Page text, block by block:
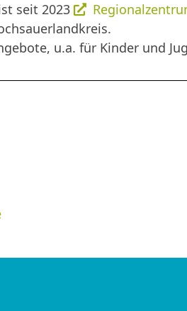
seit 2023
u.a. für Kinder und